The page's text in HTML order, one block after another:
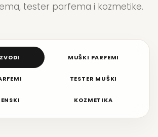
tester parfema i kozmetike.
MUŠKI PARFEMI
TESTER MUŠKI
KOZMETIKA